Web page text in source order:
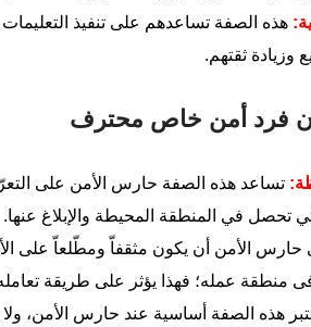
هذه الصفة تساعدهم على تنفيذ
وزيادة ثقتهم.
فرد أمن خاص محترف
تساعد هذه الصفة حارس الأمن على
تحصل في المنطقة المحيطة والإبلاغ عنها.
حارس الأمن أن يكون مثقفاّ ومطّلعاّ على
منطقة عمله؛ فهذا يؤثر على طريقة
هذه الصفة أساسية عند حارس الأمن،